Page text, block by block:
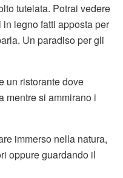
tutelata. Potrai vedere
legno fatti apposta per
Un paradiso per gli
un ristorante dove
mentre si ammirano i
immerso nella natura,
oppure guardando il